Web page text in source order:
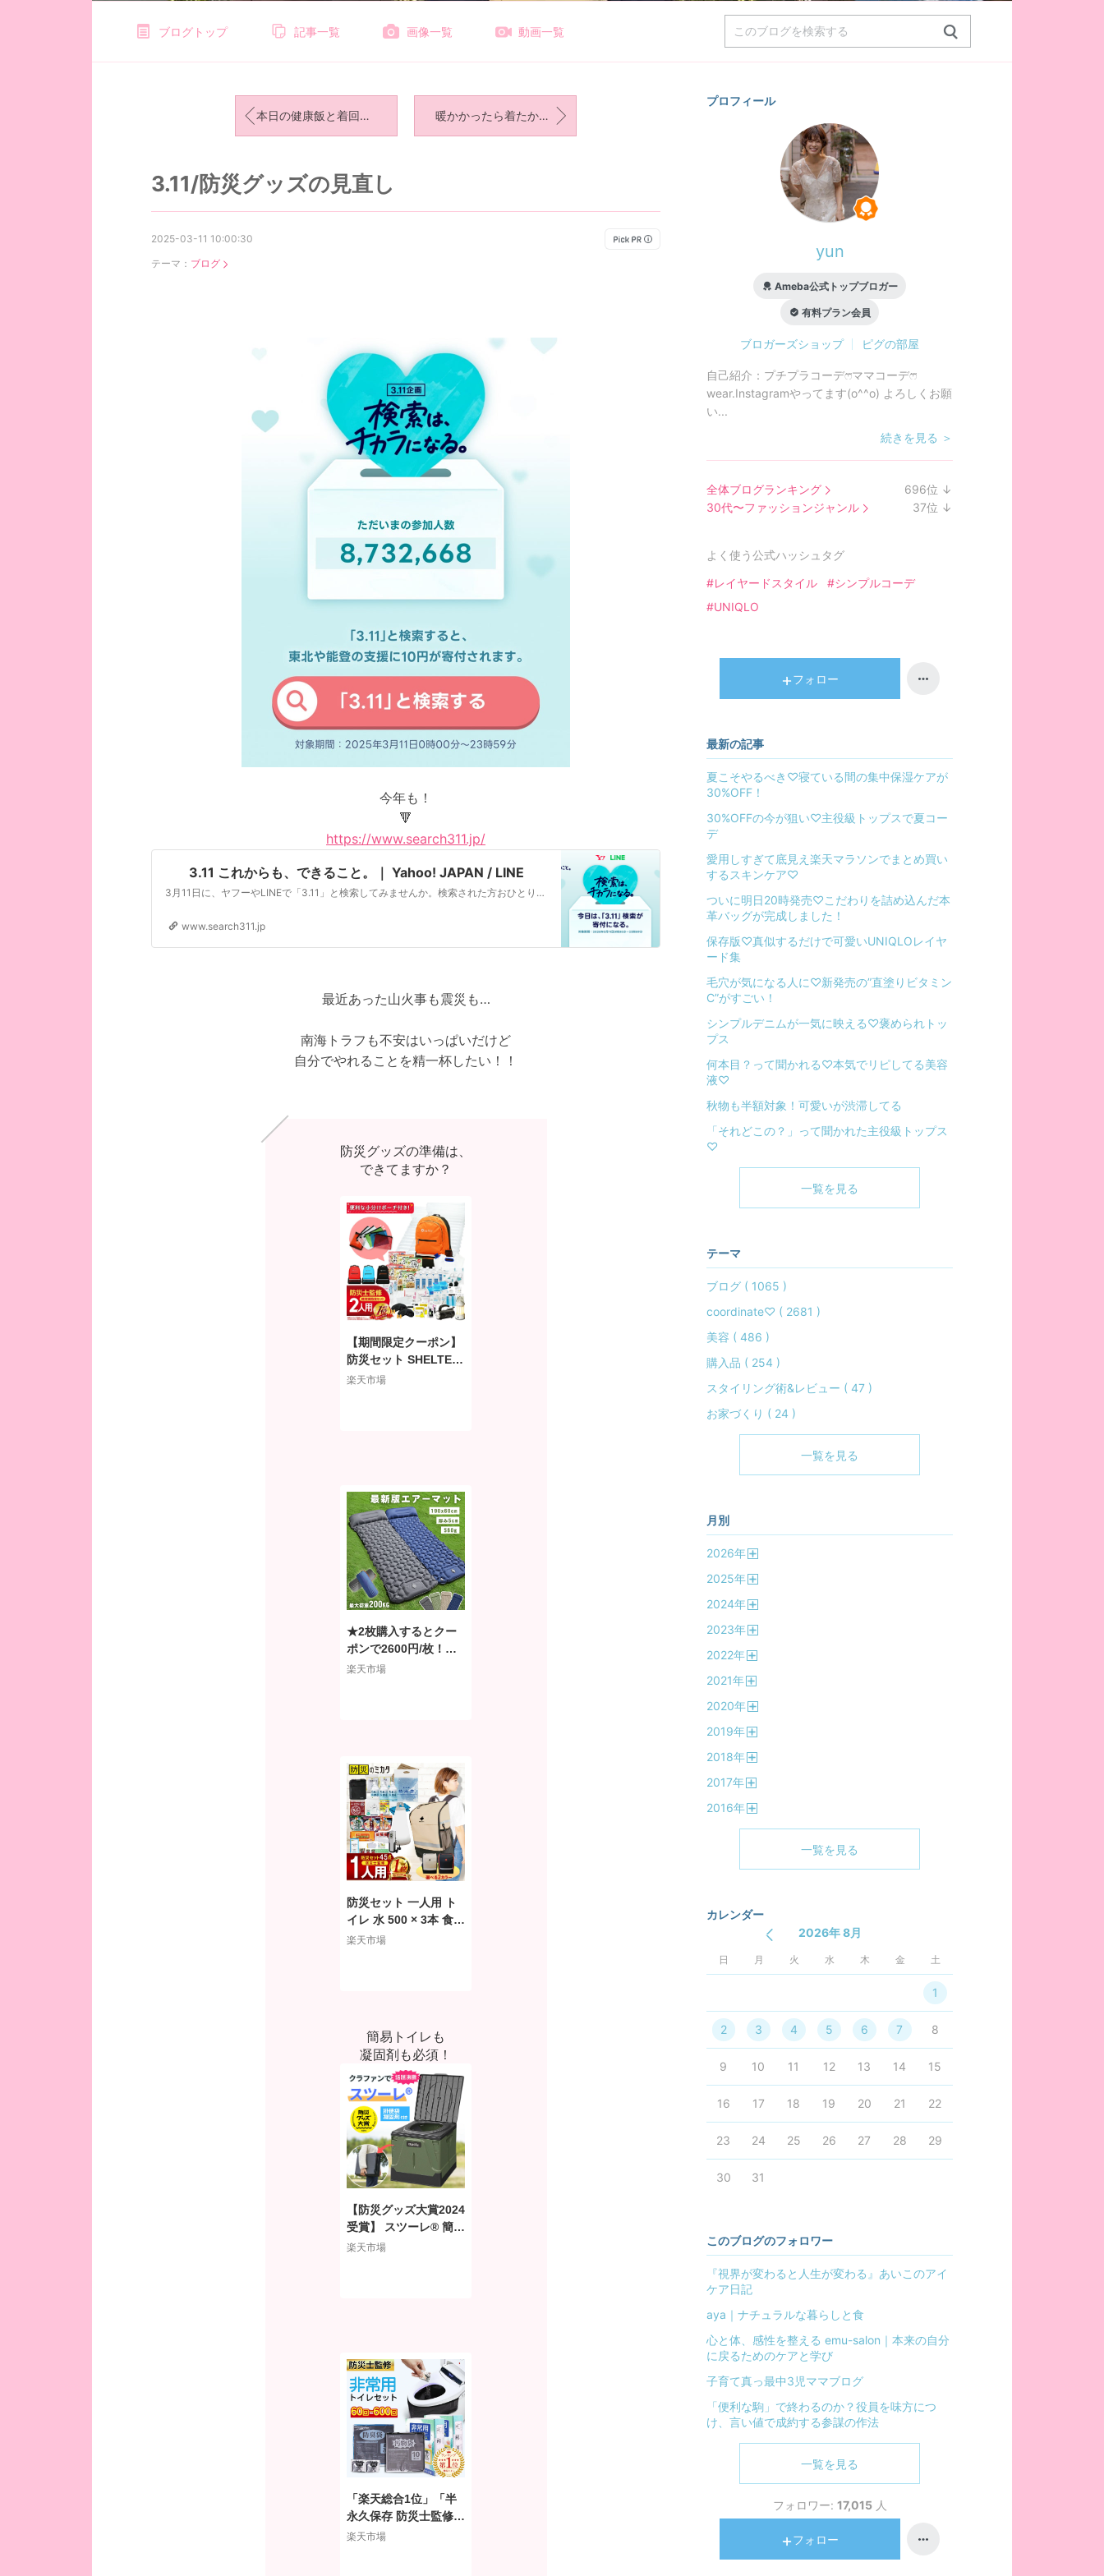
ブログトップ 記事一覧 画像一覧 動画一覧
本日の健康飯と着回しスタイル！ 暖かかったら着たかった、スウェットコーデ！
3.11/防災グッズの見直し
2025-03-11 10:00:30
テーマ： ブログ
今年も！
🔻
https://www.search311.jp/
3.11 これからも、できること。｜ Yahoo! JAPAN / LINE
3月11日に、ヤフーやLINEで「3.11」と検索してみませんか。検索された方おひとりにつき10円を、東日本大震災および能登半島の被災地支援をはじめとする、より良い未来づくりの活動に寄付いたします。
www.search311.jp
最近あった山火事も震災も…
南海トラフも不安はいっぱいだけど
自分でやれることを精一杯したい！！
防災グッズの準備は、
できてますか？
【期間限定クーポン】
防災セット SHELTER
プレミアム 2人用 【楽
タ シェルター 家族 2
人分 ニ人分 ニ人用 中
身 オススメ [AS12]
楽天市場
★2枚購入するとクー
ポンで2600円/枚！！
★エアーマット エアー
プ コンパクト 防水 防
潮 防災グッズ 40Dナ
イロン+TPU生地 収納
袋付き CQCD02-1
楽天市場
防災セット 一人用 ト
イレ 水 500 × 3本 食品
懐中電灯 ランタン 袋
円ぽっきり 子ども 子
供用 2人用 3人用 はし
ご スリッパ ヘルメッ
ト ではありません SS
S
楽天市場
簡易トイレも
凝固剤も必須！
【防災グッズ大賞2024
受賞】 スツーレ® 簡易
トイレ 折りたたみ ポ
楽天市場
「楽天総合1位」「半
永久保存 防災士監修」
簡易トイレ 非常用トイ
楽天市場
プロフィール
yun
Ameba公式トップブロガー
有料プラン会員
ブロガーズショップ ピグの部屋
自己紹介： プチプラコーデෆ⃛ママコーデෆ⃛
wear.Instagramやってます(o^^o) よろしくお願
い...
続きを見る ＞
全体ブログランキング 696位 ↓
30代〜ファッションジャンル 37位 ↓
よく使う公式ハッシュタグ
#レイヤードスタイル
#シンプルコーデ
#UNIQLO
フォロー
最新の記事
夏こそやるべき♡寝ている間の集中保湿ケアが
30%OFF！
30%OFFの今が狙い♡主役級トップスで夏コー
デ
愛用しすぎて底見え楽天マラソンでまとめ買い
するスキンケア♡
ついに明日20時発売♡こだわりを詰め込んだ本
革バッグが完成しました！
保存版♡真似するだけで可愛いUNIQLOレイヤ
ード集
毛穴が気になる人に♡新発売の”直塗りビタミン
C”がすごい！
シンプルデニムが一気に映える♡褒められトッ
プス
何本目？って聞かれる♡本気でリピしてる美容
液♡
秋物も半額対象！可愛いが渋滞してる
「それどこの？」って聞かれた主役級トップス
♡
一覧を見る
テーマ
ブログ ( 1065 )
coordinate♡ ( 2681 )
美容 ( 486 )
購入品 ( 254 )
スタイリング術&レビュー ( 47 )
お家づくり ( 24 )
一覧を見る
月別
2026年
2025年
2024年
2023年
2022年
2021年
2020年
2019年
2018年
2017年
2016年
一覧を見る
カレンダー
2026年 8月
日 月 火 水 木 金 土
1
2 3 4 5 6 7 8
9 10 11 12 13 14 15
16 17 18 19 20 21 22
23 24 25 26 27 28 29
30 31
このブログのフォロワー
『視界が変わると人生が変わる』あいこのアイ
ケア日記
aya｜ナチュラルな暮らしと食
心と体、感性を整える emu-salon｜本来の自分
に戻るためのケアと学び
子育て真っ最中3児ママブログ
「便利な駒」で終わるのか？役員を味方につ
け、言い値で成約する参謀の作法
一覧を見る
フォロワー: 17,015 人
フォロー